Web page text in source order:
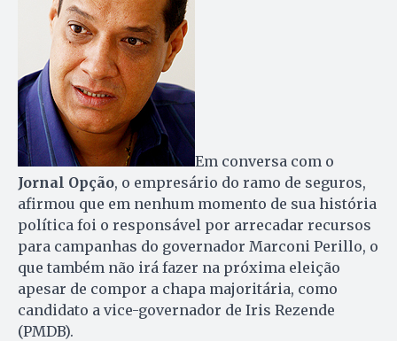
Em conversa com o
Jornal Opção, o empresário do ramo de seguros,
afirmou que em nenhum momento de sua história
política foi o responsável por arrecadar recursos
para campanhas do governador Marconi Perillo, o
que também não irá fazer na próxima eleição
apesar de compor a chapa majoritária, como
candidato a vice-governador de Iris Rezende
(PMDB).